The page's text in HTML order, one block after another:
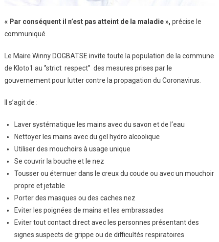
« Par conséquent il n’est pas atteint de la maladie », précise le
communiqué.
Le Maire Winny DOGBATSE invite toute la population de la commune
de Kloto1 au ‘’strict respect’’ des mesures prises par le
gouvernement pour lutter contre la propagation du Coronavirus.
Il s’agit de :
Laver systématique les mains avec du savon et de l’eau
Nettoyer les mains avec du gel hydro alcoolique
Utiliser des mouchoirs à usage unique
Se couvrir la bouche et le nez
Tousser ou éternuer dans le creux du coude ou avec un mouchoir
propre et jetable
Porter des masques ou des caches nez
Eviter les poignées de mains et les embrassades
Eviter tout contact direct avec les personnes présentant des
signes suspects de grippe ou de difficultés respiratoires